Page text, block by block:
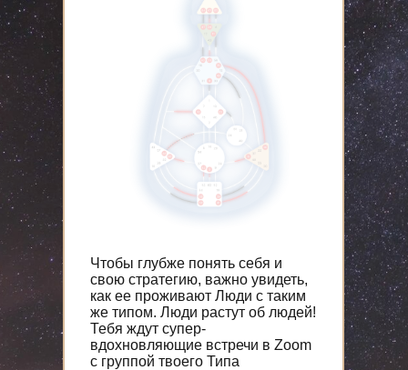
Чтобы глубже понять себя и
свою стратегию, важно увидеть,
как ее проживают Люди с таким
же типом. Люди растут об людей!
Тебя ждут супер-
вдохновляющие встречи в Zoom
с группой твоего Типа